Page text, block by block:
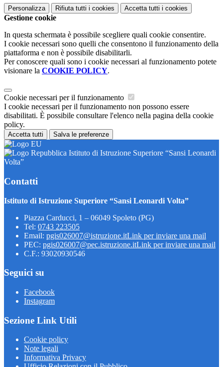
Personalizza Rifiuta tutti i cookies Accetta tutti i cookies
Gestione cookie
In questa schermata è possibile scegliere quali cookie consentire.
I cookie necessari sono quelli che consentono il funzionamento della
piattaforma e non è possibile disabilitarli.
Per conoscere quali sono i cookie necessari al funzionamento potete
visionare la COOKIE POLICY.
Cookie necessari per il funzionamento
I cookie necessari per il funzionamento non possono essere
disabilitati. È possibile consultare l'elenco nella pagina della cookie
policy.
Accetta tutti Salva le preferenze
Istituto di Istruzione Superiore “Sansi Leonardi
Volta”
Contatti
Istituto di Istruzione Superiore “Sansi Leonardi Volta”
Piazza Carducci, 1 – 06049 Spoleto (PG)
Tel: 0743 223505
Email: pgis026007@istruzione.itLink per inviare una mail
PEC: pgis026007@pec.istruzione.itLink per inviare una mail
C.F.: 93020930546
Seguici su
Facebook
Instagram
Sezione Link Utili
Cookie policy
Note legali
Informativa Privacy